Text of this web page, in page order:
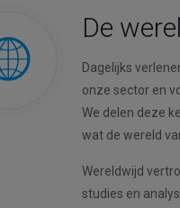
De
Dagelijks
onze sector en
We delen deze
wat de wereld
Wereldwijd
studies en